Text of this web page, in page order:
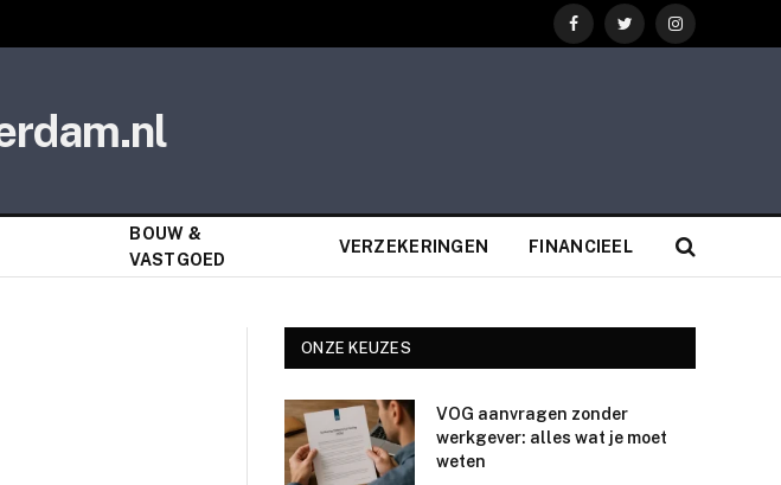
FacebookTwitterInstagram
BOUW &
VASTGOED
VERZEKERINGEN FINANCIEEL
ONZE KEUZES
VOG aanvragen zonder
werkgever: alles wat je moet
weten